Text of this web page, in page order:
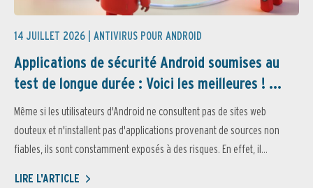
14 JUILLET 2026 | ANTIVIRUS POUR ANDROID
Applications de sécurité Android soumises au
test de longue durée : Voici les meilleures ! ...
Même si les utilisateurs d'Android ne consultent pas de sites web
douteux et n'installent pas d'applications provenant de sources non
fiables, ils sont constamment exposés à des risques. En effet, il...
LIRE L'ARTICLE